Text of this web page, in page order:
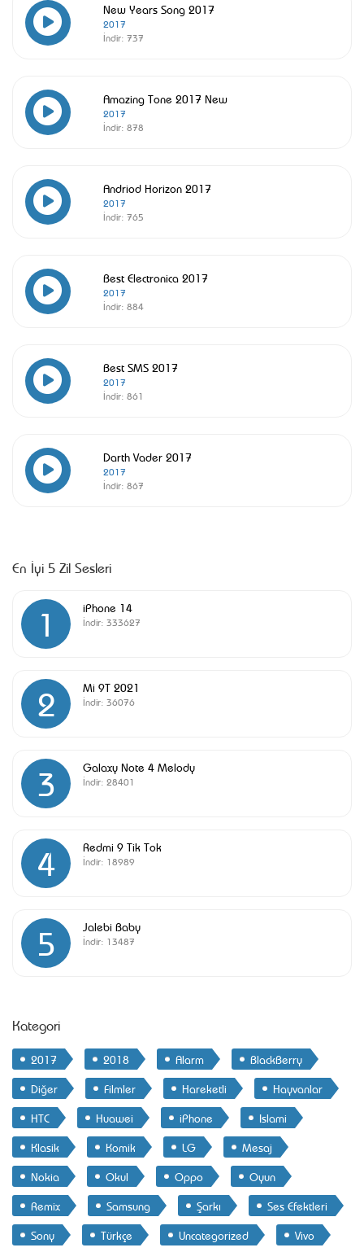
New Years Song 2017
2017
İndir: 737
Amazing Tone 2017 New
2017
İndir: 878
Andriod Horizon 2017
2017
İndir: 765
Best Electronica 2017
2017
İndir: 884
Best SMS 2017
2017
İndir: 861
Darth Vader 2017
2017
İndir: 867
En İyi 5 Zil Sesleri
1 iPhone 14
İndir: 333627
2 Mi 9T 2021
İndir: 36076
3 Galaxy Note 4 Melody
İndir: 28401
4 Redmi 9 Tik Tok
İndir: 18989
5 Jalebi Baby
İndir: 13487
Kategori
2017 2018 Alarm
BlackBerry
Diğer
Filmler Hareketli
Hayvanlar
HTC
Huawei iPhone
Islami
Klasik
Komik LG
Mesaj
Nokia
Okul Oppo
Oyun
Remix
Samsung Şarkı
Ses Efektleri
Sony
Türkçe Uncategorized Vivo